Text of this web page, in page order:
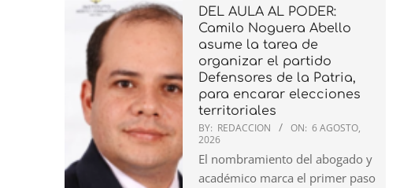
DEL AULA AL PODER:
Camilo Noguera Abello
asume la tarea de
organizar el partido
Defensores de la Patria,
para encarar elecciones
territoriales
BY: REDACCION ON: 6 AGOSTO,
2026
El nombramiento del abogado y
académico marca el primer paso